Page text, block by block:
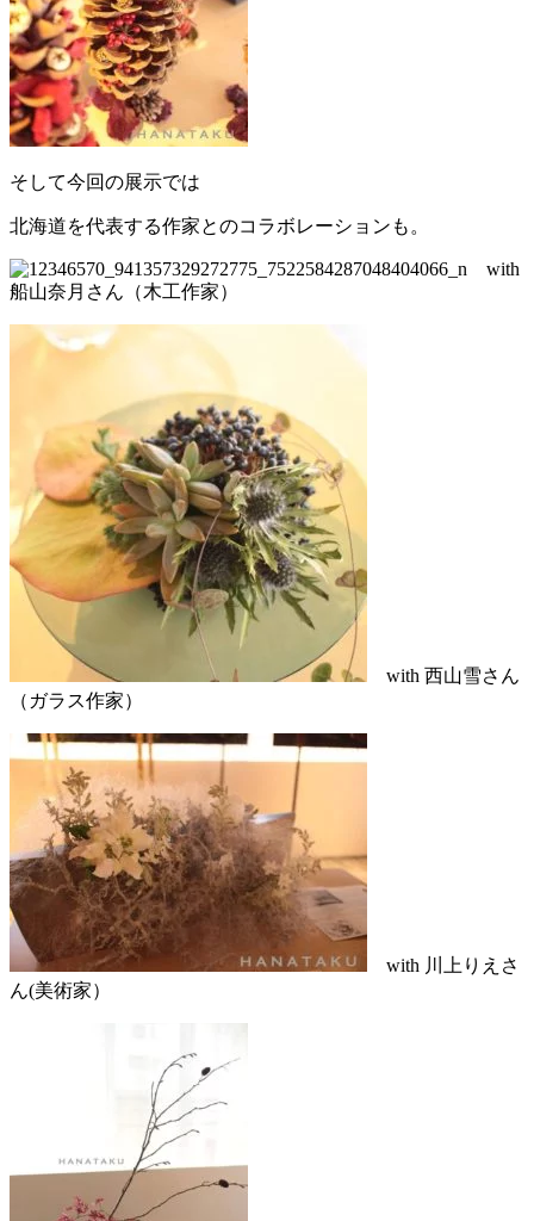
そして今回の展示では
北海道を代表する作家とのコラボレーションも。
with
船山奈月さん（木工作家）
with 西山雪さん
（ガラス作家）
with 川上りえさ
ん(美術家）